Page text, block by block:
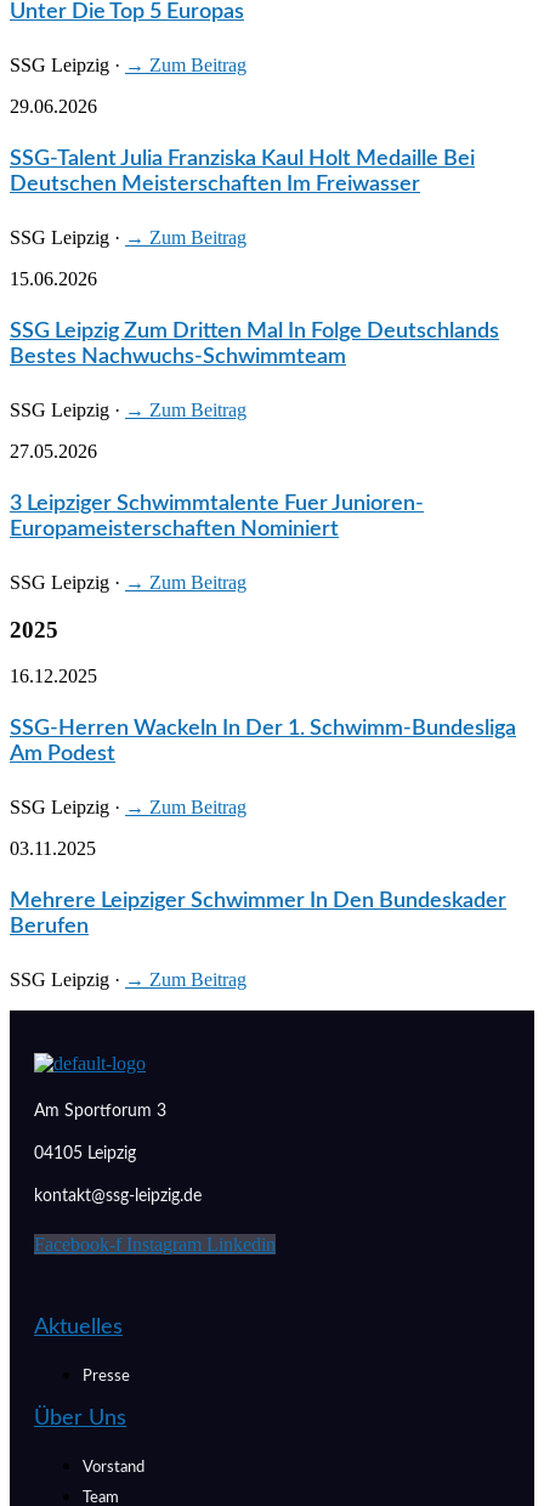
Unter Die Top 5 Europas
SSG Leipzig · → Zum Beitrag
29.06.2026
SSG-Talent Julia Franziska Kaul Holt Medaille Bei
Deutschen Meisterschaften Im Freiwasser
SSG Leipzig · → Zum Beitrag
15.06.2026
SSG Leipzig Zum Dritten Mal In Folge Deutschlands
Bestes Nachwuchs-Schwimmteam
SSG Leipzig · → Zum Beitrag
27.05.2026
3 Leipziger Schwimmtalente Fuer Junioren-
Europameisterschaften Nominiert
SSG Leipzig · → Zum Beitrag
2025
16.12.2025
SSG-Herren Wackeln In Der 1. Schwimm-Bundesliga
Am Podest
SSG Leipzig · → Zum Beitrag
03.11.2025
Mehrere Leipziger Schwimmer In Den Bundeskader
Berufen
SSG Leipzig · → Zum Beitrag
Am Sportforum 3
04105 Leipzig
kontakt@ssg-leipzig.de
Facebook-f Instagram Linkedin
Aktuelles
Presse
Über Uns
Vorstand
Team